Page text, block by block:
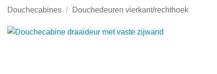
Douchecabines / Douchedeuren vierkant/rechthoek